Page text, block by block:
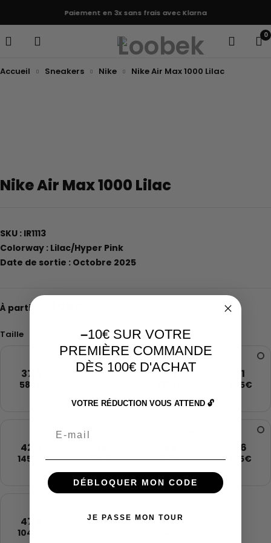
Paiement en 3x sans frais avec Klarna
0
Accueil Sneakers Nike Nike Air Max 1000 Lilac
Nike Air Max 1000 Lilac
SKU : IR1113
Colorway : Lilac/Hyper Pink
Date de sortie : Octobre 2025
À partir de
Taille
37.5
580€
38.5 40 41
405€
42.5
1455€ 835€ 465€
46
725€
47.5
1045€
48.5 49.5
–10€ SUR VOTRE
PREMIÈRE COMMANDE
DÈS 100€ D'ACHAT
VOTRE RÉDUCTION VOUS ATTEND 🔓
DÉBLOQUER MON CODE
JE PASSE MON TOUR